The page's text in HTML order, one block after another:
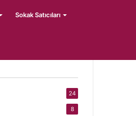
Sokak Satıcıları
24
8